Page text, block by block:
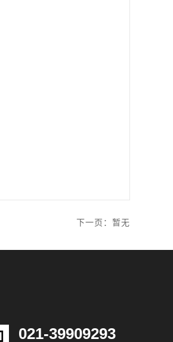
下一页： 暂无
021-39909293